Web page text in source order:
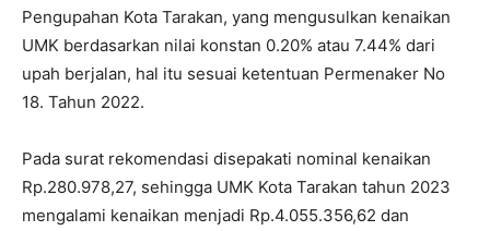
Pengupahan Kota Tarakan, yang mengusulkan kenaikan
UMK berdasarkan nilai konstan 0.20% atau 7.44% dari
upah berjalan, hal itu sesuai ketentuan Permenaker No
18. Tahun 2022.
Pada surat rekomendasi disepakati nominal kenaikan
Rp.280.978,27, sehingga UMK Kota Tarakan tahun 2023
mengalami kenaikan menjadi Rp.4.055.356,62 dan